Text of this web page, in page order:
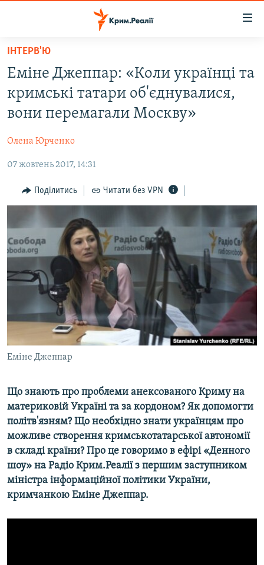
Перейти
основного
матеріалу
Перейти
до
основної
Перейти
пошуку
ВОДА.КРИМ
ВІДЕО ТА ФОТО
БЛОГИ
ПОГЛЯД
ІНТЕРВ'Ю
СПЕЦПРОЕКТИ
ДЕПОРТАЦІЯ
ВІДЕОУРОКИ «ELIFBE»
СВІДЧЕННЯ ОКУПАЦІЇ
УКРАЇНСЬКА ПРОБЛЕМА КРИМУ
ІНФОГРАФІКА
ЯК ОБІЙТИ БЛОКУВАННЯ
Русский
Qırımtatar
ДОЛУЧАЙСЯ!
Усі сайти RFE/RL
ІНТЕРВ'Ю
Еміне Джеппар: «Коли українці та
кримські татари об'єднувалися,
вони перемагали Москву»
Олена Юрченко
07 жовтень 2017, 14:31
Поділитись Читати без VPN
Еміне Джеппар
Що знають про проблеми анексованого Криму на
материковій Україні та за кордоном? Як допомогти
політв'язням? Що необхідно знати українцям про
можливе створення кримськотатарської автономії
в складі країни? Про це говоримо в ефірі «Денного
шоу» на Радіо Крим.Реалії з першим заступником
міністра інформаційної політики України,
кримчанкою Еміне Джеппар.